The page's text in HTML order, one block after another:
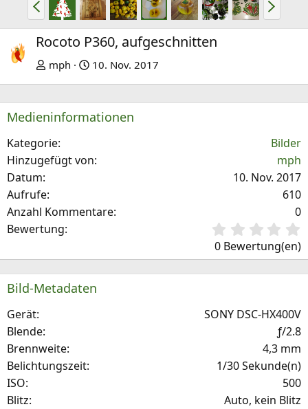
o
r
e
r
i
g
e
ä
t
e
Rocoto P360, aufgeschnitten
mph 10. Nov. 2017
Medieninformationen
Kategorie
Bilder
Hinzugefügt von
mph
Datum
10. Nov. 2017
Aufrufe
610
Anzahl Kommentare
0
Bewertung
0
S
e
n
)
0 Bewertung(en)
Bild-Metadaten
Gerät
SONY DSC-HX400V
Blende
ƒ/2.8
Brennweite
4,3 mm
Belichtungszeit
1/30 Sekunde(n)
ISO
500
Blitz
Auto, kein Blitz